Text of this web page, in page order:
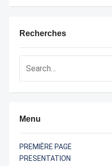
Recherches
Menu
PREMIÈRE PAGE
PRESENTATION